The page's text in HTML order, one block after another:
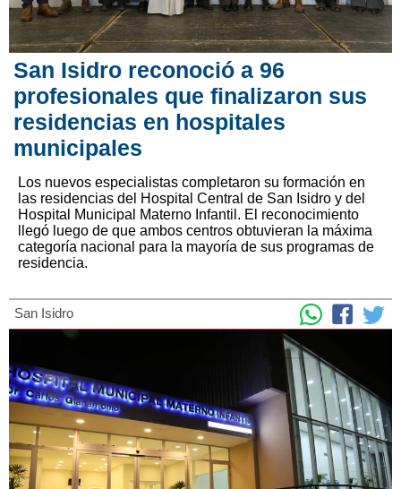
San Isidro reconoció a 96
profesionales que finalizaron sus
residencias en hospitales
municipales
Los nuevos especialistas completaron su formación en
las residencias del Hospital Central de San Isidro y del
Hospital Municipal Materno Infantil. El reconocimiento
llegó luego de que ambos centros obtuvieran la máxima
categoría nacional para la mayoría de sus programas de
residencia.
San Isidro